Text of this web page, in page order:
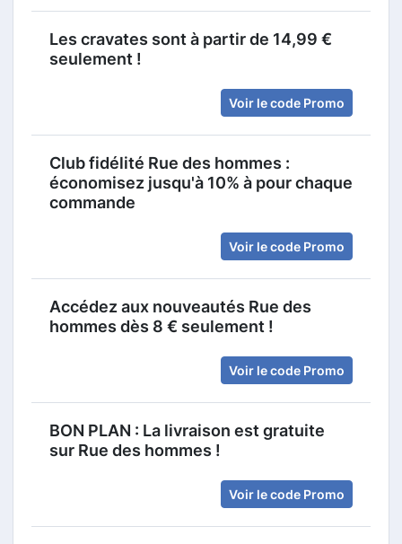
Les cravates sont à partir de 14,99 €
seulement !
Voir le code Promo
Club fidélité Rue des hommes :
économisez jusqu'à 10% à pour chaque
commande
Voir le code Promo
Accédez aux nouveautés Rue des
hommes dès 8 € seulement !
Voir le code Promo
BON PLAN : La livraison est gratuite
sur Rue des hommes !
Voir le code Promo